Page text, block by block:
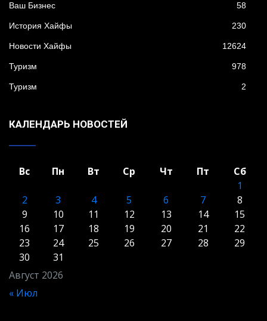
Ваш Бизнес 58
История Хайфы 230
Новости Хайфы 12624
Туризм 978
Туризм 2
КАЛЕНДАРЬ НОВОСТЕЙ
Август 2026
Вс Пн Вт Ср Чт Пт
Сб
1
2
3 4 5 6 7
8
9
10 11 12 13 14
15
16
17 18 19 20 21
22
23
24 25 26 27 28
29
30
31
« Июл